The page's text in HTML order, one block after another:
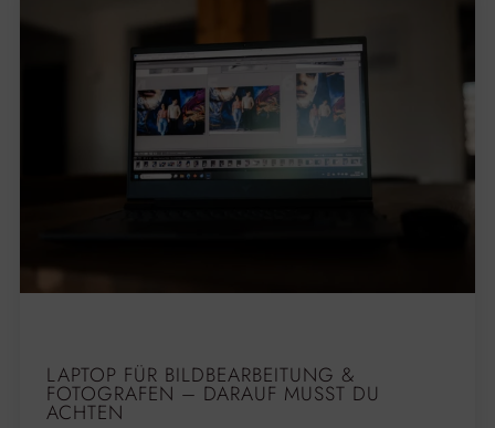
LAPTOP FÜR BILDBEARBEITUNG &
FOTOGRAFEN – DARAUF MUSST DU
ACHTEN